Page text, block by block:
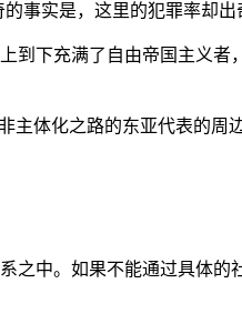
事实是，这里的犯罪率却
到下充满了自由帝国主义
主体化之路的东亚代表的
中。如果不能通过具体